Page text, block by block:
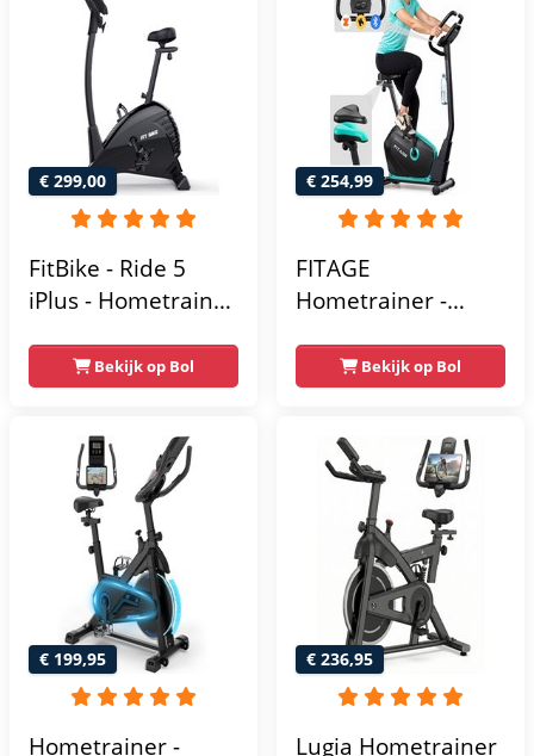
Antislippedalen -
Homegym -
Stabiele structuur -
gebruikersgewicht
110 kg - Zwart en
Blauw
€ 299,00
FitBike - Ride 5
iPlus - Hometrainer
Trainingsprogramma's
- Hartslagsensoren
Bekijk op Bol
€ 254,99
FITAGE
Hometrainer -
Weerstandsniveaus
- Tablethouder
voor Bluetooth
Kinomap & Zwift -
Fiets Lage Instap,
Ergonomisch & Stil
- Hometrainers
Fitness voor Thuis
Bekijk op Bol
€ 199,95
Hometrainer -
€ 236,95
Lugia Hometrainer